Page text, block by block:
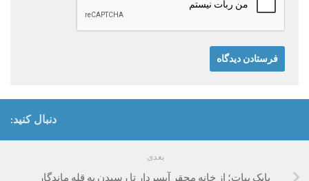
دنبال کنید:
بعدی
بابک بیات؛ از خانه محقر آبسردار تا رسیدن به قله ماندگار